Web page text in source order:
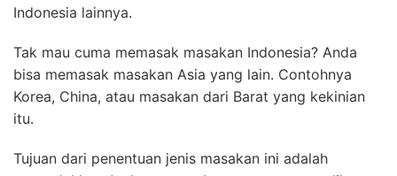
Indonesia lainnya.
Tak mau cuma memasak masakan Indonesia? Anda
bisa memasak masakan Asia yang lain. Contohnya
Korea, China, atau masakan dari Barat yang kekinian
itu.
Tujuan dari penentuan jenis masakan ini adalah